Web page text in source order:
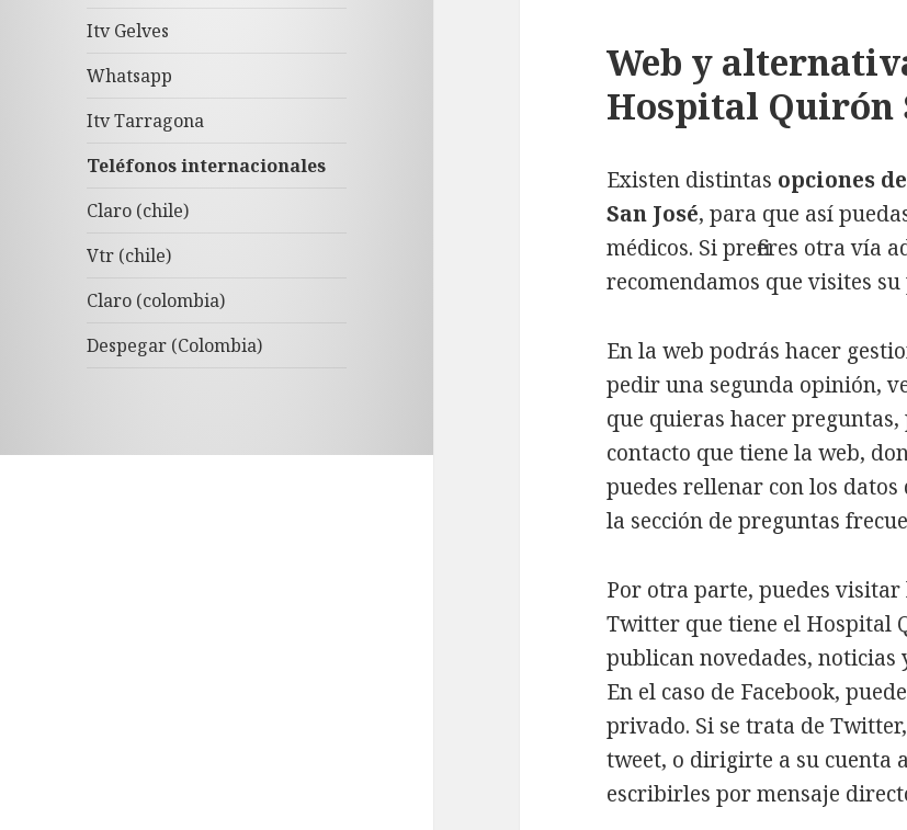
Itv Gelves
Whatsapp
Itv Tarragona
Teléfonos internacionales
Claro (chile)
Vtr (chile)
Claro (colombia)
Despegar (Colombia)
Web y
Hospital Quirón
Existen distintas opciones
San José, para que así
médicos. Si prefieres otra vía
recomendamos que visites
En la web podrás hacer
pedir una segunda opinión,
que quieras hacer
contacto que tiene la web,
puedes rellenar con los
la sección de preguntas
Por otra parte, puedes visitar
Twitter que tiene el Hospital
publican novedades, noticias
En el caso de Facebook,
privado. Si se trata de
tweet, o dirigirte a su cuenta
escribirles por mensaje